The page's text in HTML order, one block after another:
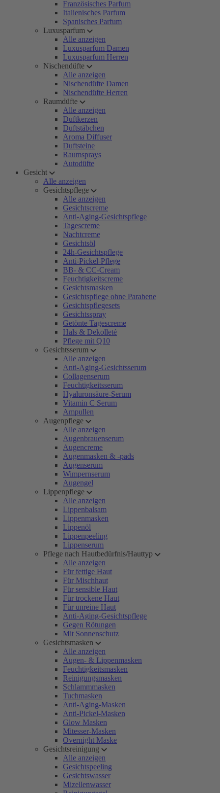
Französisches Parfum
Italienisches Parfum
Spanisches Parfum
Luxusparfum
Alle anzeigen
Luxusparfum Damen
Luxusparfum Herren
Nischendüfte
Alle anzeigen
Nischendüfte Damen
Nischendüfte Herren
Raumdüfte
Alle anzeigen
Duftkerzen
Duftstäbchen
Aroma Diffuser
Duftsteine
Raumsprays
Autodüfte
Gesicht
Alle anzeigen
Gesichtspflege
Alle anzeigen
Gesichtscreme
Anti-Aging-Gesichtspflege
Tagescreme
Nachtcreme
Gesichtsöl
24h-Gesichtspflege
Anti-Pickel-Pflege
BB- & CC-Cream
Feuchtigkeitscreme
Gesichtsmasken
Gesichtspflege ohne Parabene
Gesichtspflegesets
Gesichtsspray
Getönte Tagescreme
Hals & Dekolleté
Pflege mit Q10
Gesichtsserum
Alle anzeigen
Anti-Aging-Gesichtsserum
Collagenserum
Feuchtigkeitsserum
Hyaluronsäure-Serum
Vitamin C Serum
Ampullen
Augenpflege
Alle anzeigen
Augenbrauenserum
Augencreme
Augenmasken & -pads
Augenserum
Wimpernserum
Augengel
Lippenpflege
Alle anzeigen
Lippenbalsam
Lippenmasken
Lippenöl
Lippenpeeling
Lippenserum
Pflege nach Hautbedürfnis/Hauttyp
Alle anzeigen
Für fettige Haut
Für Mischhaut
Für sensible Haut
Für trockene Haut
Für unreine Haut
Anti-Aging-Gesichtspflege
Gegen Rötungen
Mit Sonnenschutz
Gesichtsmasken
Alle anzeigen
Augen- & Lippenmasken
Feuchtigkeitsmasken
Reinigungsmasken
Schlammmasken
Tuchmasken
Anti-Aging-Masken
Anti-Pickel-Masken
Glow Masken
Mitesser-Masken
Overnight Maske
Gesichtsreinigung
Alle anzeigen
Gesichtspeeling
Gesichtswasser
Mizellenwasser